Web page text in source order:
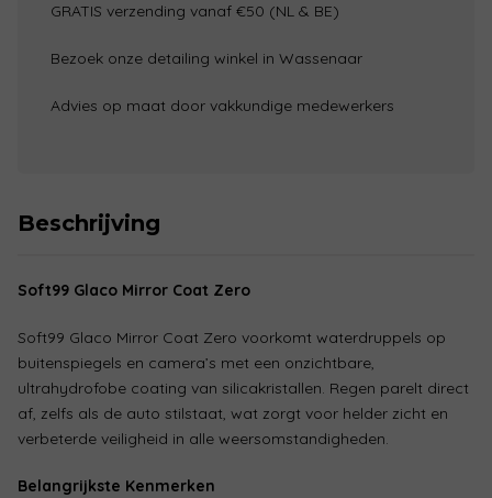
GRATIS verzending vanaf €50 (NL & BE)
Bezoek onze detailing winkel in Wassenaar
Advies op maat door vakkundige medewerkers
Beschrijving
Soft99 Glaco Mirror Coat Zero
Soft99 Glaco Mirror Coat Zero voorkomt waterdruppels op
buitenspiegels en camera’s met een onzichtbare,
ultrahydrofobe coating van silicakristallen. Regen parelt direct
af, zelfs als de auto stilstaat, wat zorgt voor helder zicht en
verbeterde veiligheid in alle weersomstandigheden.
Belangrijkste Kenmerken